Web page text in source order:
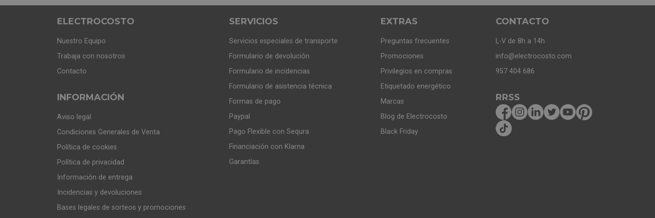
ELECTROCOSTO
Nuestro Equipo
Trabaja con nosotros
Contacto
INFORMACIÓN
Aviso legal
Condiciones Generales de Venta
Política de cookies
Política de privacidad
Información de entrega
Incidencias y devoluciones
Bases legales de sorteos y promociones
SERVICIOS
Servicios especiales de transporte
Formulario de devolución
Formulario de incidencias
Formulario de asistencia técnica
Formas de pago
Paypal
Pago Flexible con Sequra
Financiación con Klarna
Garantías
EXTRAS
Preguntas frecuentes
Promociones
Privilegios en compras
Etiquetado energético
Marcas
Blog de Electrocosto
Black Friday
CONTACTO
L-V de 8h a 14h
info@electrocosto.com
957 404 686
RRSS